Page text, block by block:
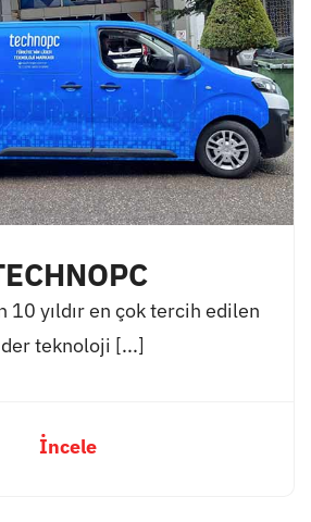
10 yıldır en çok tercih edilen
teknoloji [...]
İncele